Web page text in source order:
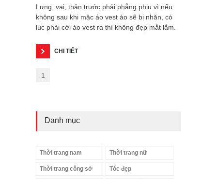
Lưng, vai, thân trước phải phẳng phiu vì nếu
không sau khi mặc áo vest áo sẽ bị nhăn, có
lúc phải cởi áo vest ra thì không đẹp mắt lắm.
CHI TIẾT
1
Danh mục
Thời trang nam Thời trang nữ
Thời trang công sở Tóc đẹp